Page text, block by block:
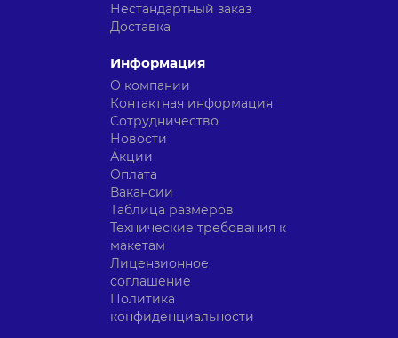
Нестандартный заказ
Доставка
Информация
О компании
Контактная информация
Сотрудничество
Новости
Акции
Оплата
Вакансии
Таблица размеров
Технические требования к
макетам
Лицензионное
соглашение
Политика
конфиденциальности